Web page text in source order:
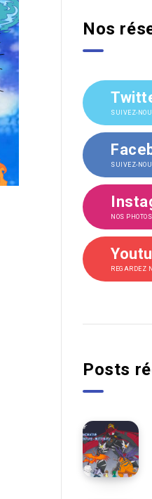
Nos
SUIVEZ-
SUIVEZ-
NOS
REGARDEZ
Posts